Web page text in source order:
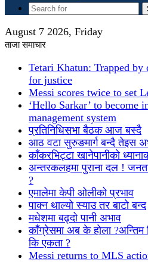
August 7 2026, Friday
ताजा समाचार
Tetari Khatun: Trapped by
for justice
Messi scores twice to set
‘Hello Sarkar’ to become
management system
प्रतिनिधिसभा बैठक आज बस्दै
आठ वटा सुरुङमार्ग बन्दै तेइस
काँकरभिट्टा खानेपानीको
अन्तरकलहमा पुराना दल !
?
एमालेमा केपी ओलीको प्रभाव
पाक्न थाल्यो स्याउ तर बाटो बन्द
मधेशमा बढ्दो पानी अभाव
काँग्रेसमा अब के होला ?अन्तिम
कि एकता ?
Messi returns to MLS